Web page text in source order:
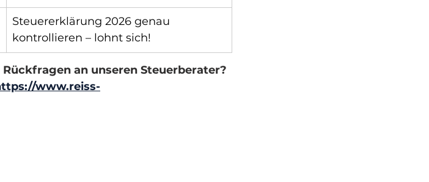
Steuererklärung 2026 genau
kontrollieren – lohnt sich!
an unseren Steuerberater?
www.reiss-